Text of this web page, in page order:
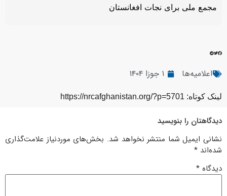
مجمع ملی برای نجات افغانستان
اعلامیه‌ها ۱ جوزا ۱۴۰۴
لینک کوتاه: https://nrcafghanistan.org/?p=5701
دیدگاهتان را بنویسید
نشانی ایمیل شما منتشر نخواهد شد. بخش‌های موردنیاز علامت‌گذاری
شده‌اند *
دیدگاه *